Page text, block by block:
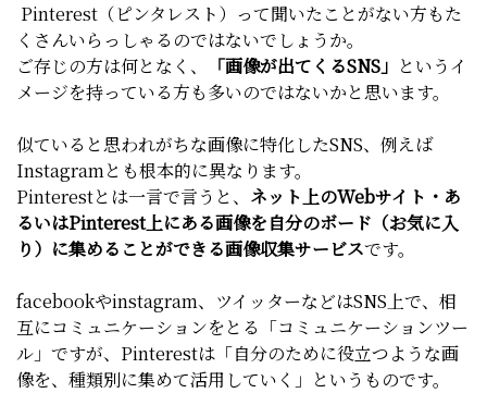
Pinterest（ピンタレスト）って聞いたことがない方もた
くさんいらっしゃるのではないでしょうか。
ご存じの方は何となく、
「画像が出てくるSNS」 というイ
メージを持っている方も多いのではないかと思います。
似ていると思われがちな画像に特化したSNS、例えば
Instagramとも根本的に異なります。
Pinterestとは一言で言うと、 ネット上のWebサイト・あ
るいはPinterest上にある画像を自分のボード（お気に入
り）に集めることができる画像収集サービスです。
facebookやinstagram、ツイッターなどはSNS上で、相
互にコミュニケーションをとる「コミュニケーションツー
ル」ですが、Pinterestは「自分のために役立つような画
像を、種類別に集めて活用していく」というものです。